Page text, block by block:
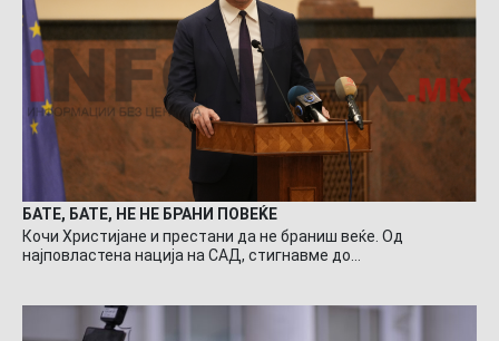
БАТЕ, БАТЕ, НЕ НЕ БРАНИ ПОВЕЌЕ
Кочи Христијане и престани да не браниш веќе. Од
најповластена нација на САД, стигнавме до…